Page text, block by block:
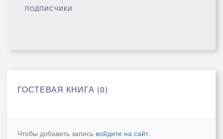
ПОДПИСЧИКИ
ГОСТЕВАЯ КНИГА (0)
Чтобы добавить запись войдите на сайт.